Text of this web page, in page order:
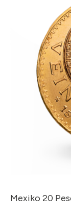
Mexiko 20